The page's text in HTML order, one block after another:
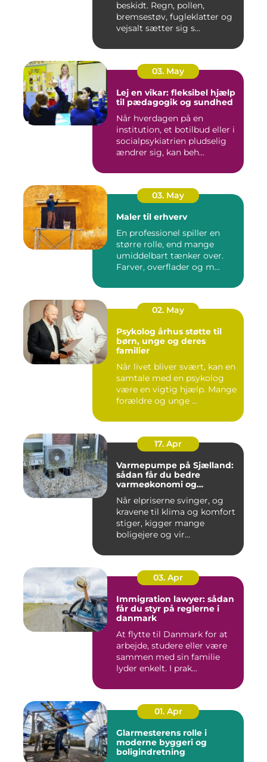
beskidt. Regn, pollen,
bremsestøv, fugleklatter og
vejsalt sætter sig s...
03. May
Lej en vikar: fleksibel hjælp
til pædagogik og sundhed
Når hverdagen på en
institution, et botilbud eller i
socialpsykiatrien pludselig
ændrer sig, kan beh...
03. May
Maler til erhverv
En professionel spiller en
større rolle, end mange
umiddelbart tænker over.
Farver, overflader og m...
02. May
Psykolog århus støtte til
børn, unge og deres
familier
Når livet bliver svært, kan en
samtale med en psykolog
være en vigtig hjælp. Mange
forældre og unge ...
17. Apr
Varmepumpe på Sjælland:
sådan får du bedre
varmeøkonomi og
Når elpriserne svinger, og
kravene til klima og komfort
stiger, kigger mange
boligejere og vir...
03. Apr
Immigration lawyer: sådan
får du styr på reglerne i
danmark
At flytte til Danmark for at
arbejde, studere eller være
sammen med sin familie
lyder enkelt. I prak...
01. Apr
Glarmesterens rolle i
moderne byggeri og
boligindretning